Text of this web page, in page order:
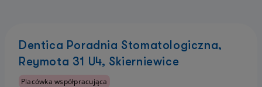
Dentica Poradnia Stomatologiczna,
Reymota 31 U4, Skierniewice
Placówka współpracująca